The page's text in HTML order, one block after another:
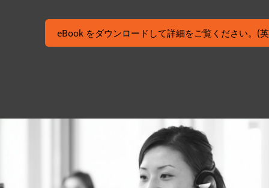
eBook をダウンロードして詳細をご覧ください。(